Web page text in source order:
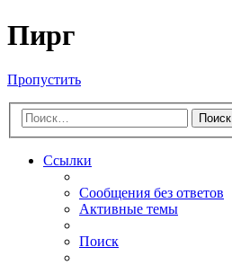
Пирг
Пропустить
Поиск
Ссылки
Сообщения без ответов
Активные темы
Поиск